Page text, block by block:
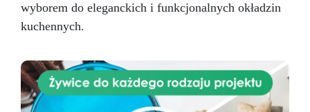
wyborem do eleganckich i funkcjonalnych okładzin
kuchennych.